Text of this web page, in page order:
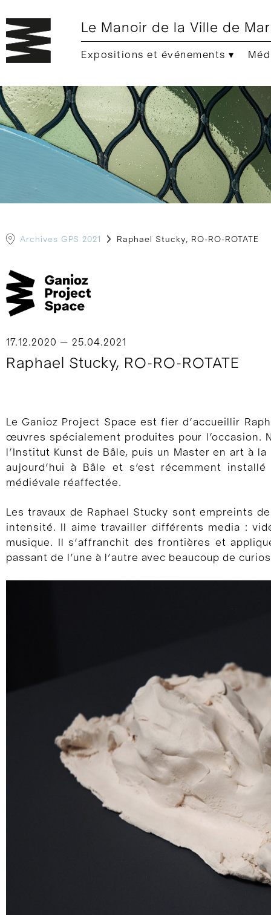
Le Manoir de la Ville de
Expositions et événements ▾
Archives GPS 2021 Raphael Stucky, RO-RO-ROTATE
17.12.2020 — 25.04.2021
Raphael Stucky, RO-RO-ROTATE
Le Ganioz Project Space est fier d’accueillir
œuvres spécialement produites pour l’occasion.
l’Institut Kunst de Bâle, puis un Master en art à
aujourd’hui à Bâle et s’est récemment
médiévale réaffectée.
Les travaux de Raphael Stucky sont empreints
intensité. Il aime travailler différents media :
musique. Il s’affranchit des frontières et
passant de l’une à l’autre avec beaucoup de